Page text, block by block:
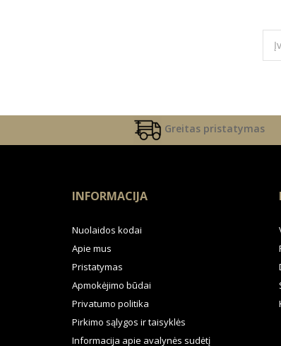
Greitas pristatymas
INFORMACIJA
Nuolaidos kodai
Apie mus
Pristatymas
Apmokėjimo būdai
Privatumo politika
Pirkimo sąlygos ir taisyklės
Informacija apie avalynės sudėtį